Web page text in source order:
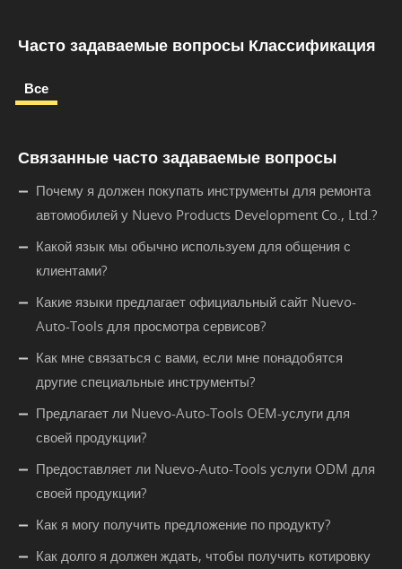
Часто задаваемые вопросы Классификация
Все
Связанные часто задаваемые вопросы
Почему я должен покупать инструменты для ремонта
автомобилей у Nuevo Products Development Co., Ltd.?
Какой язык мы обычно используем для общения с
клиентами?
Какие языки предлагает официальный сайт Nuevo-
Auto-Tools для просмотра сервисов?
Как мне связаться с вами, если мне понадобятся
другие специальные инструменты?
Предлагает ли Nuevo-Auto-Tools OEM-услуги для
своей продукции?
Предоставляет ли Nuevo-Auto-Tools услуги ODM для
своей продукции?
Как я могу получить предложение по продукту?
Как долго я должен ждать, чтобы получить котировку